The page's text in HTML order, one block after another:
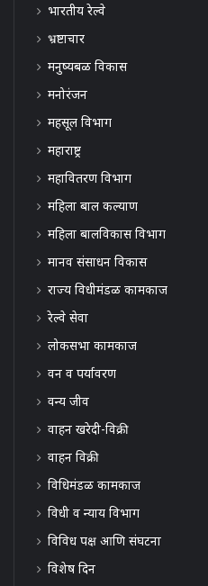
भारतीय रेल्वे
भ्रष्टाचार
मनुष्यबळ विकास
मनोरंजन
महसूल विभाग
महाराष्ट्र
महावितरण विभाग
महिला बाल कल्याण
महिला बालविकास विभाग
मानव संसाधन विकास
राज्य विधीमंडळ कामकाज
रेल्वे सेवा
लोकसभा कामकाज
वन व पर्यावरण
वन्य जीव
वाहन खरेदी-विक्री
वाहन विक्री
विधिमंडळ कामकाज
विधी व न्याय विभाग
विविध पक्ष आणि संघटना
विशेष दिन